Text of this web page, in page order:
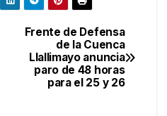
Frente de Defensa
de la Cuenca
Llallimayo anuncia
paro de 48 horas
para el 25 y 26